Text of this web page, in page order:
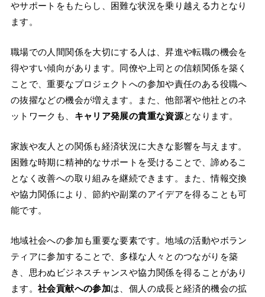
やサポートをもたらし、困難な状況を乗り越える力となり
ます。
職場での人間関係を大切にする人は、昇進や転職の機会を
得やすい傾向があります。同僚や上司との信頼関係を築く
ことで、重要なプロジェクトへの参加や責任のある役職へ
の抜擢などの機会が増えます。また、他部署や他社とのネ
ットワークも、 キャリア発展の貴重な資源となります。
家族や友人との関係も経済状況に大きな影響を与えます。
困難な時期に精神的なサポートを受けることで、諦めるこ
となく改善への取り組みを継続できます。また、情報交換
や協力関係により、節約や副業のアイデアを得ることも可
能です。
地域社会への参加も重要な要素です。地域の活動やボラン
ティアに参加することで、多様な人々とのつながりを築
き、思わぬビジネスチャンスや協力関係を得ることがあり
ます。社会貢献への参加は、個人の成長と経済的機会の拡